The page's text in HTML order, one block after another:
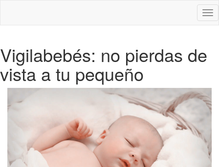
Vigilabebés: no pierdas de
vista a tu pequeño